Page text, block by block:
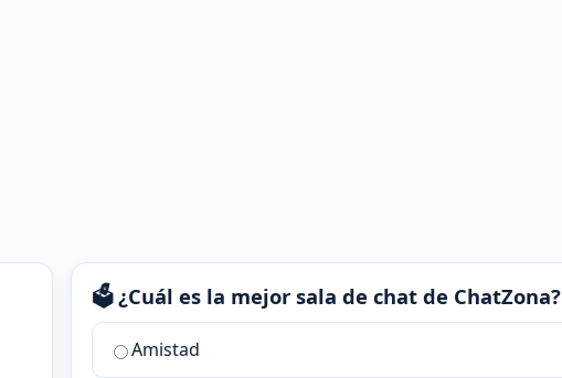
🗳️ ¿Cuál es la mejor sala de chat de ChatZona?
¿Cuál
Amistad